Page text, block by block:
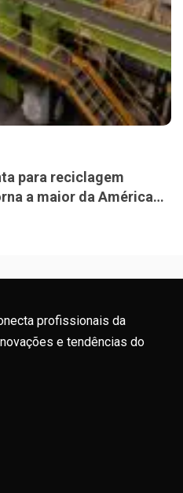
para reciclagem
a maior da América
profissionais da
e tendências do